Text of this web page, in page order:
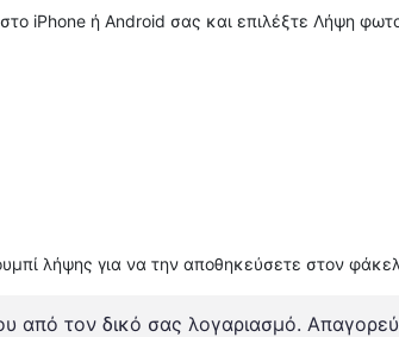
iPhone ή Android σας και επιλέξτε Λήψη
λήψης για να την αποθηκεύσετε στον
από τον δικό σας λογαριασμό.